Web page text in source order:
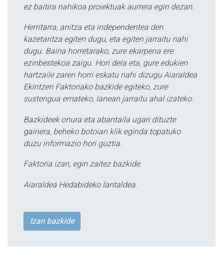
ez baitira nahikoa proiektuak aurrera egin dezan.
Herritarra, anitza eta independentea den
kazetaritza egiten dugu, eta egiten jarraitu nahi
dugu. Baina horretarako, zure ekarpena ere
ezinbestekoa zaigu. Hori dela eta, gure edukien
hartzaile zaren horri eskatu nahi dizugu Aiaraldea
Ekintzen Faktoriako bazkide egiteko, zure
sustengua emateko, lanean jarraitu ahal izateko.
Bazkideek onura eta abantaila ugari dituzte
gainera, beheko botoian klik eginda topatuko
duzu informazio hori guztia.
Faktoria izan, egin zaitez bazkide.
Aiaraldea Hedabideko lantaldea.
Izan bazkide